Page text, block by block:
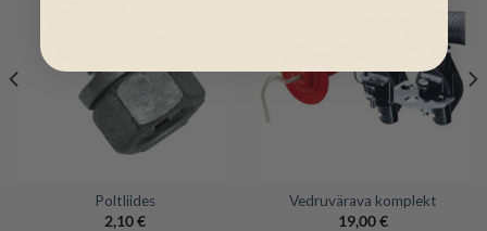
Poltliides
2,10€
Vedruvärava komplekt
19,00€